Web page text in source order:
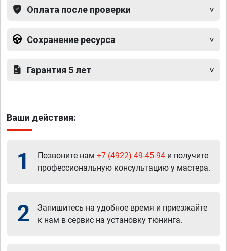
Оплата после проверки
Сохранение ресурса
Гарантия 5 лет
Ваши действия:
1 Позвоните нам +7 (4922) 49-45-94 и получите
профессиональную консультацию у мастера.
2
Запишитесь на удобное время и приезжайте
к нам в сервис на установку тюнинга.